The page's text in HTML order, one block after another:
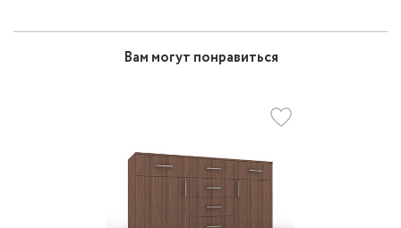
Вам могут понравиться